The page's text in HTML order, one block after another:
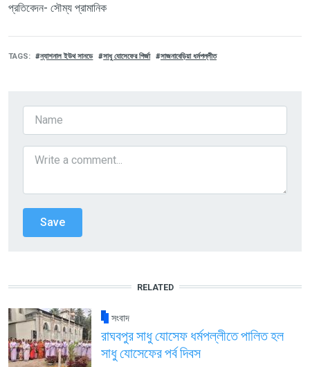
প্রতিবেদন- সৌম্য প্রামানিক
TAGS ন্যাশনাল ইউথ সানডে সাধু যোসেফের গির্জা সাজনাবেড়িয়া ধর্মপল্লীত
RELATED
সংবাদ
রাঘবপুর সাধু যোসেফ ধর্মপল্লীতে পালিত হল
সাধু যোসেফের পর্ব দিবস